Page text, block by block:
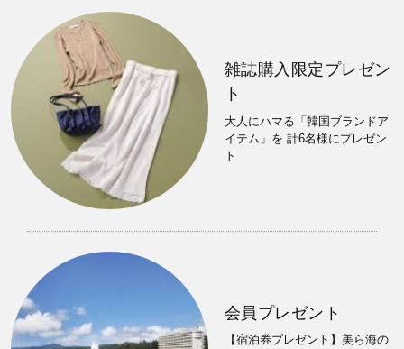
雑誌購入限定プレゼン
ト
大人にハマる「韓国ブランドア
イテム」を 計6名様にプレゼン
ト
会員プレゼント
【宿泊券プレゼント】美ら海の